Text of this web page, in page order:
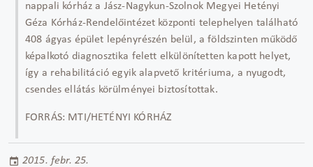
nappali kórház a Jász-Nagykun-Szolnok Megyei Hetényi
Géza Kórház-Rendelőintézet központi telephelyen található
408 ágyas épület lepényrészén belül, a földszinten működő
képalkotó diagnosztika felett elkülönítetten kapott helyet,
így a rehabilitáció egyik alapvető kritériuma, a nyugodt,
csendes ellátás körülményei biztosítottak.
FORRÁS: MTI/HETÉNYI KÓRHÁZ
2015. febr. 25.